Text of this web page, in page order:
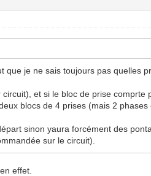
je ne sais toujours pas quelles
et si le bloc de prise
blocs de 4 prises (mais 2 phases
sinon yaura forcément des
sur le circuit).
effet.